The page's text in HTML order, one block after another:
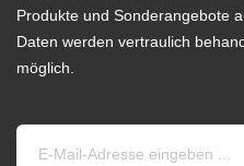
Produkte und Sonderangebote
Daten werden vertraulich
möglich.